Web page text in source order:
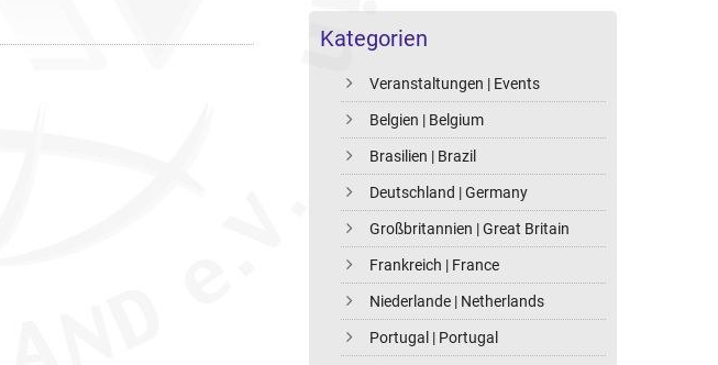
Kategorien
Veranstaltungen | Events
Belgien | Belgium
Brasilien | Brazil
Deutschland | Germany
Großbritannien | Great Britain
Frankreich | France
Niederlande | Netherlands
Portugal | Portugal